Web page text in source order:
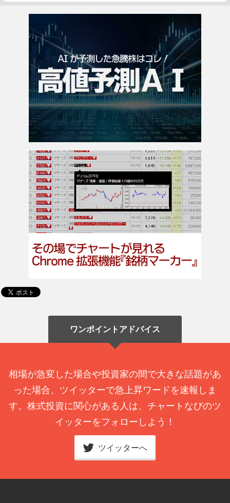
ワンポイントアドバイス
相場が急変した場合や投資家の間で大きな話題があ
った場合、ツイッターで急上昇ワードを速報しま
す。株式投資に関心がある人は、チャートなびのツ
イッターをフォローしよう！
ツイッターへ